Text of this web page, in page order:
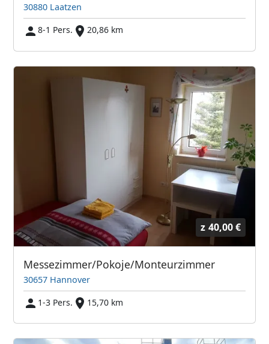
30880 Laatzen
8-1 Pers.
20,86 km
z 40,00 €
Messezimmer/Pokoje/Monteurzimmer
30657 Hannover
1-3 Pers.
15,70 km